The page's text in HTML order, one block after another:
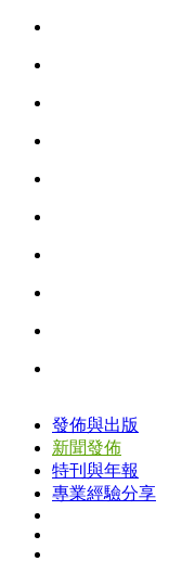
發佈與出版
新聞發佈
特刊與年報
專業經驗分享